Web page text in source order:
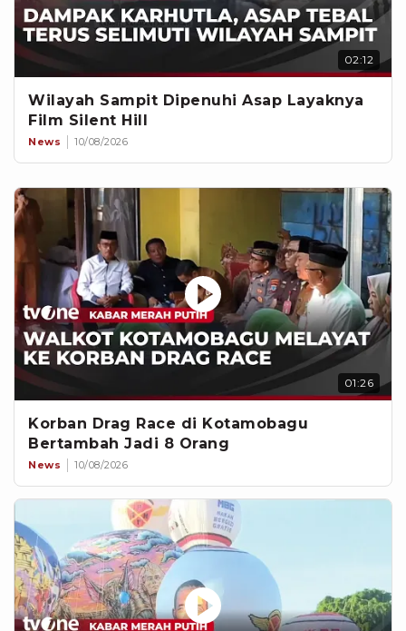
02:12
Wilayah Sampit Dipenuhi Asap Layaknya
Film Silent Hill
News 10/08/2026
01:26
Korban Drag Race di Kotamobagu
Bertambah Jadi 8 Orang
News 10/08/2026